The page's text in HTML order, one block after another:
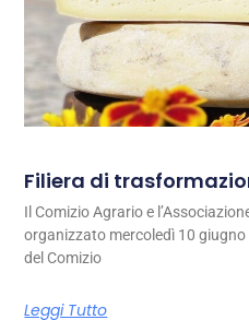
Filiera di
Il Comizio Agrario e
organizzato mercoledì 10 giugno
del Comizio
Leggi Tutto